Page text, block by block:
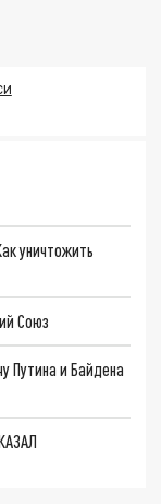
уничтожить
Союз
Путина и Байдена